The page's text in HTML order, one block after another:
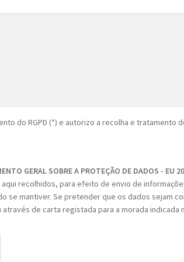
do RGPD (*) e autorizo a recolha e
GERAL SOBRE A PROTEÇÃO DE DADOS - EU
recolhidos, para efeito de envio de
se mantiver. Se pretender que os dados sejam
de carta registada para a morada indicada